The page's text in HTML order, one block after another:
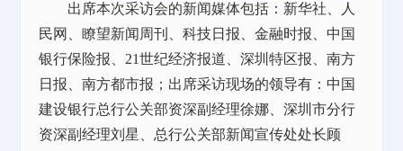
出席本次采访会的新闻媒体包括：新华社、人
民网、瞭望新闻周刊、科技日报、金融时报、中国
银行保险报、 21世纪经济报道、深圳特区报、南方
日报、南方都市报；出席采访现场的领导有：中国
建设银行总行公关部资深副经理徐娜、深圳市分行
资深副经理刘星、总行公关部新闻宣传处处长顾